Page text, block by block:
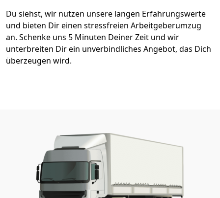
Du siehst, wir nutzen unsere langen Erfahrungswerte
und bieten Dir einen stressfreien Arbeitgeberumzug
an. Schenke uns 5 Minuten Deiner Zeit und wir
unterbreiten Dir ein unverbindliches Angebot, das Dich
überzeugen wird.